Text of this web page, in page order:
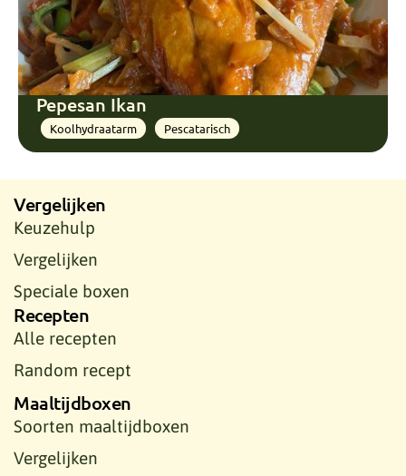
Pepesan Ikan
Koolhydraatarm Pescatarisch
Vergelijken
Keuzehulp
Vergelijken
Speciale boxen
Recepten
Alle recepten
Random recept
Maaltijdboxen
Soorten maaltijdboxen
Vergelijken